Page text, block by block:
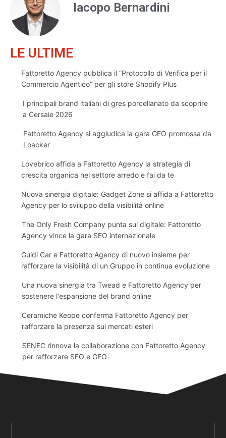
Iacopo Bernardini
LE ULTIME
Fattoretto Agency pubblica il “Protocollo di Verifica per il
Commercio Agentico” per gli store Shopify Plus
I principali brand italiani di gres porcellanato da scoprire
a Cersaie 2026
Fattoretto Agency si aggiudica la gara GEO promossa da
Loacker
Lovebrico affida a Fattoretto Agency la strategia di
crescita organica nel settore arredo e fai da te
Nuova sinergia digitale: Gadget Zone si affida a Fattoretto
Agency per lo sviluppo della visibilità online
The Only Fresh Company punta sul digitale: Fattoretto
Agency vince la gara SEO internazionale
Guidi Car e Fattoretto Agency di nuovo insieme per
rafforzare la visibilità di un Gruppo in continua evoluzione
Una nuova sinergia tra Twead e Fattoretto Agency per
sostenere l'espansione del brand online
Ceramiche Keope conferma Fattoretto Agency per
rafforzare la presenza sui mercati esteri
SENEC rinnova la collaborazione con Fattoretto Agency
per rafforzare SEO e GEO